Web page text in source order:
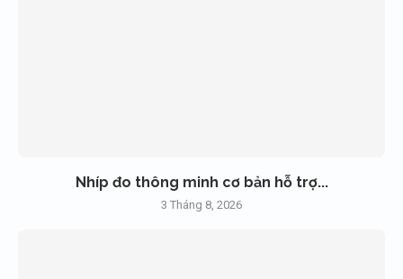
Nhíp đo thông minh cơ bản hỗ trợ...
3 Tháng 8, 2026